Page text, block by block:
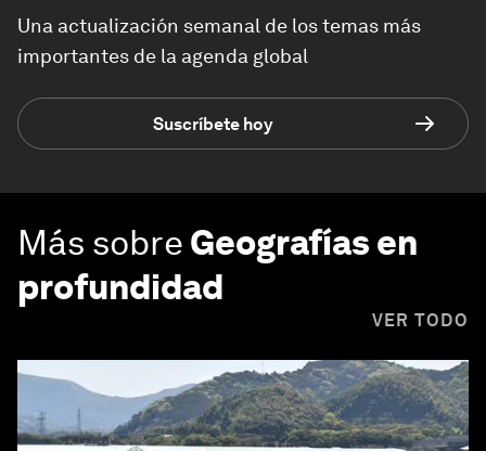
Una actualización semanal de los temas más
importantes de la agenda global
Suscríbete hoy
Más sobre Geografías en
profundidad
VER TODO